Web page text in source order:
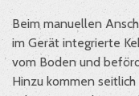
Beim manuellen
im Gerät integrierte
vom Boden und
Hinzu kommen